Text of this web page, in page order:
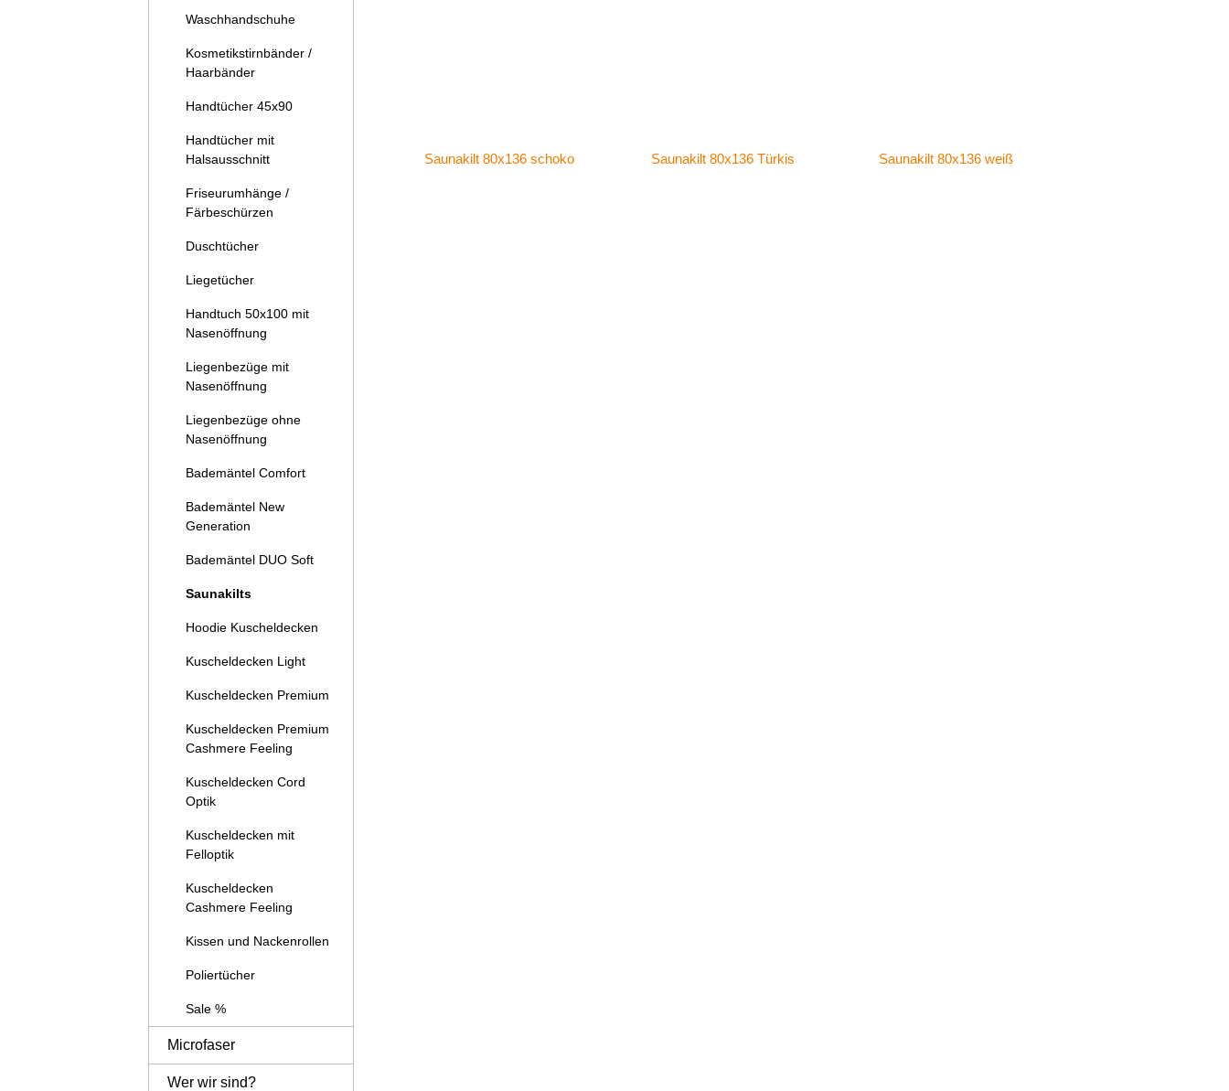
Waschhandschuhe
Kosmetikstirnbänder /
Haarbänder
Handtücher 45x90
Handtücher mit
Halsausschnitt
Friseurumhänge /
Färbeschürzen
Duschtücher
Liegetücher
Handtuch 50x100 mit
Nasenöffnung
Liegenbezüge mit
Nasenöffnung
Liegenbezüge ohne
Nasenöffnung
Bademäntel Comfort
Bademäntel New
Generation
Bademäntel DUO Soft
Saunakilts
Hoodie Kuscheldecken
Kuscheldecken Light
Kuscheldecken Premium
Kuscheldecken Premium
Cashmere Feeling
Kuscheldecken Cord
Optik
Kuscheldecken mit
Felloptik
Kuscheldecken
Cashmere Feeling
Kissen und Nackenrollen
Poliertücher
Sale %
Microfaser
Wer wir sind?
Saunakilt 80x136 schoko Saunakilt 80x136 Türkis Saunakilt 80x136 weiß